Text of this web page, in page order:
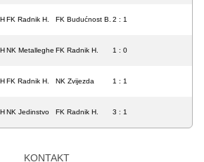
FK Radnik H. FK Budućnost B. 2 : 1
NK Metalleghe FK Radnik H. 1 : 0
FK Radnik H. NK Zvijezda 1 : 1
NK Jedinstvo FK Radnik H. 3 : 1
KONTAKT